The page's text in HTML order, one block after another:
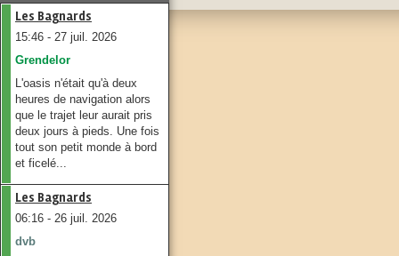
Les Bagnards
15:46 - 27 juil. 2026
Grendelor
L'oasis n'était qu'à deux
heures de navigation alors
que le trajet leur aurait pris
deux jours à pieds. Une fois
tout son petit monde à bord
et ficelé...
Les Bagnards
06:16 - 26 juil. 2026
dvb